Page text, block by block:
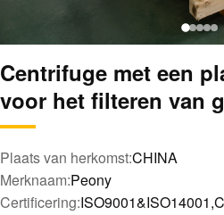
Centrifuge met een
voor het filteren van
Plaats van herkomst:CHINA
Merknaam:Peony
Certificering: